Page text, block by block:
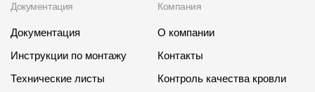
Документация
Документация
Инструкции по монтажу
Технические листы
Компания
О компании
Контакты
Контроль качества кровли